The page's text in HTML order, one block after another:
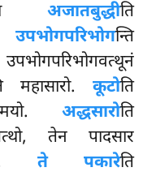
अजातबुद्धीति
उपभोगपरिभोगन्ति
महासारो. कूटोति
अद्धसारोति
तेन पादसार
ते पकारेति